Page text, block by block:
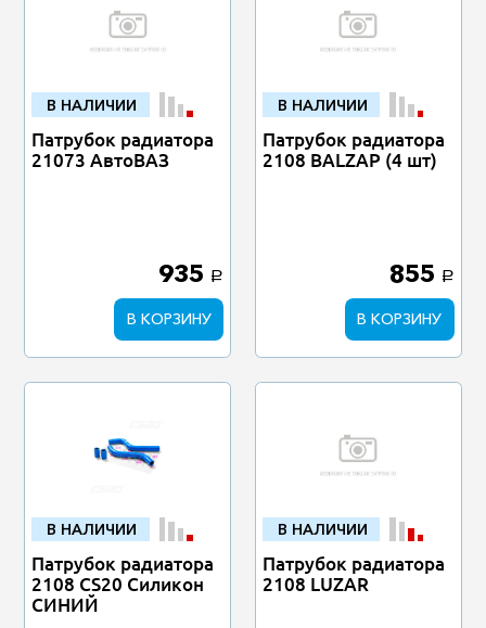
В НАЛИЧИИ
Патрубок радиатора
21073 АвтоВАЗ
935 a
В КОРЗИНУ
В НАЛИЧИИ
Патрубок радиатора
2108 BALZAP (4 шт)
855 a
В КОРЗИНУ
В НАЛИЧИИ
Патрубок радиатора
2108 CS20 Силикон
СИНИЙ
В НАЛИЧИИ
Патрубок радиатора
2108 LUZAR